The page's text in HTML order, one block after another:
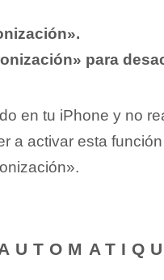
para
en tu iPhone y no
a activar esta